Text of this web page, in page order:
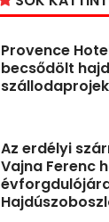
Provence
becsődölt
Az erdélyi
Vajna Ferenc